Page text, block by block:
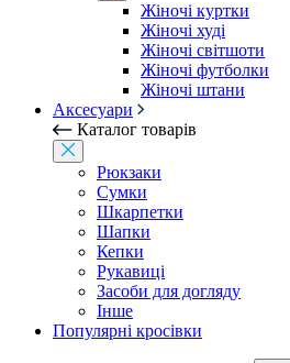
Жіночі куртки
Жіночі худі
Жіночі світшоти
Жіночі футболки
Жіночі штани
Аксесуари
Каталог товарів
Рюкзаки
Сумки
Шкарпетки
Шапки
Кепки
Рукавиці
Засоби для догляду
Інше
Популярні кросівки